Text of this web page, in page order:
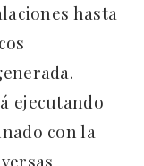
hasta
ejecutando
con la